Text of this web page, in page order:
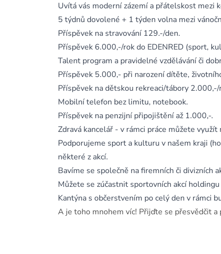
Uvítá vás moderní zázemí a přátelskost mezi
5 týdnů dovolené + 1 týden volna mezi
Příspěvek na stravování 129.-/den.
Příspěvek 6.000,-/rok do EDENRED (sport,
Talent program a pravidelné vzdělávání či
Příspěvek 5.000,- při narození dítěte,
Příspěvek na dětskou rekreaci/tábory 2.000,-/
Mobilní telefon bez limitu, notebook.
Příspěvek na penzijní připojištění až 1.000,-.
Zdravá kancelář - v rámci práce můžete
Podporujeme sport a kulturu v našem kraji
některé z akcí.
Bavíme se společně na firemních či divizních
Můžete se zúčastnit sportovních akcí
Kantýna s občerstvením po celý den v rámci
A je toho mnohem víc! Přijďte se přesvědčit a